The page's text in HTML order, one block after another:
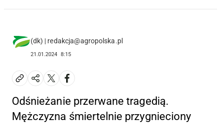
(dk) | redakcja@agropolska.pl
21.01.2024 8:15
Odśnieżanie przerwane tragedią.
Mężczyzna śmiertelnie przygnieciony